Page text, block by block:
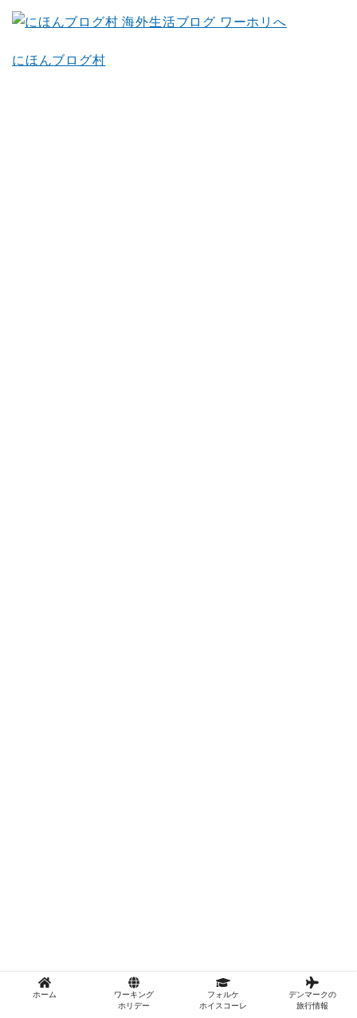
にほんブログ村
ホーム
ワーキング
ホリデー
フォルケ
ホイスコーレ
デンマークの
旅行情報